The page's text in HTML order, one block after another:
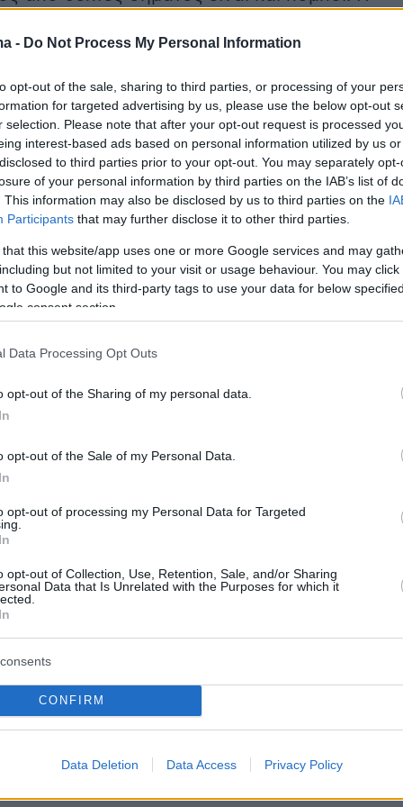
- Do Not Process My Personal Information
opt-out of the sale, sharing to third parties, or processing of your
for targeted advertising by us, please use the below opt-out
selection. Please note that after your opt-out request is processed
interest-based ads based on personal information utilized by us
to third parties prior to your opt-out. You may separately
of your personal information by third parties on the IAB’s list of
This information may also be disclosed by us to third parties on the
Participants that may further disclose it to other third parties.
that this website/app uses one or more Google services and may
but not limited to your visit or usage behaviour. You may
to Google and its third-party tags to use your data for below
consent section.
Data Processing Opt Outs
opt-out of the Sharing of my personal data.
opt-out of the Sale of my Personal Data.
opt-out of processing my Personal Data for Targeted
opt-out of Collection, Use, Retention, Sale, and/or Sharing
Data that Is Unrelated with the Purposes for which it
CONFIRM
Data Deletion Data Access Privacy Policy
θέματα ρυθμιστικής φύσεων που
στη χώρα μας.
αναφέρουν ότι ηΚΥΑυπεγράφη στη
εισήγησης που είχε καταθέσει η Εθνική
και Ταχυδρομείων (ΕΕΤΤ) ενώ τις
ημέρες αναμένεται να δημοσιευτεί στο
σημαίνει ότι πλέον η εταιρεία μπορεί πλέον
υπηρεσιών προς τους
ίδιες ασφαλείς πληροφορίες, πρόθεση της
ως το τέλος του μήνα να έχει ξεκινήσει την
εταιρειών ή πελατών που έχουν κάνει ήδη
το πρώτο χρονικό διάστημα η εταιρεία θα
υπηρεσίες της χρησιμοποιώντας επίγειους
σταθμούς που διαθέτει σε γειτονικές χώρες
και την Ιταλία. Σε δεύτερη φάση
κατασκευή του επίγειου σταθμού στη
στο www.newmoney.gr